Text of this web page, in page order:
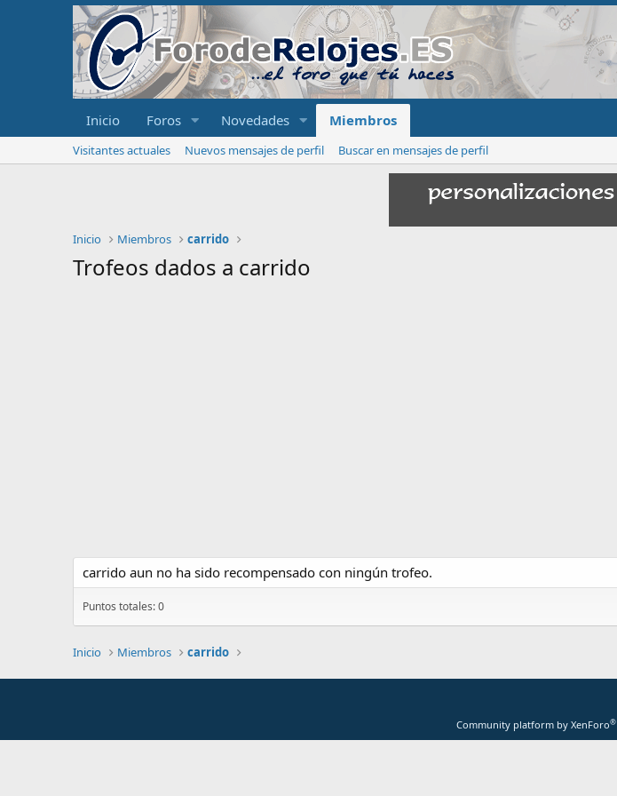
Inicio Foros Novedades Miembros
Visitantes actuales Nuevos mensajes de perfil Buscar en mensajes de perfil
Inicio Miembros carrido
Trofeos dados a carrido
carrido aun no ha sido recompensado con ningún trofeo.
Puntos totales: 0
Inicio Miembros carrido
Community platform by XenForo®